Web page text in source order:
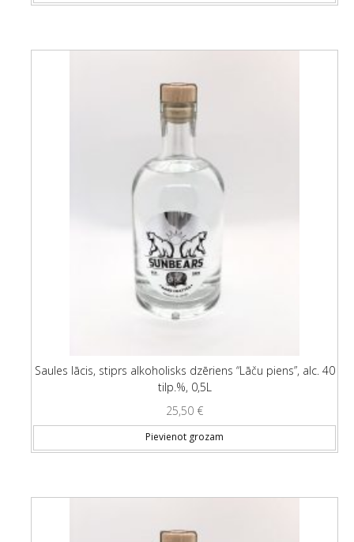
Saules lācis, stiprs alkoholisks dzēriens “Lāču piens”, alc. 40
tilp.%, 0,5L
25,50 €
Pievienot grozam